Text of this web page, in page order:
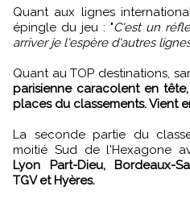
Quant aux lignes
épingle du jeu : "C'est un
arriver je l'espère d'autres
Quant au TOP destinations,
parisienne caracolent en
places du classements. Vient
La seconde partie du
moitié Sud de l'Hexagone
Lyon Part-Dieu, Bordeaux-
TGV et Hyères.